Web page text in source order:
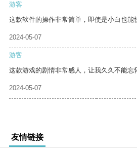
游客
这款软件的操作非常简单，即使是小白也能
2024-05-07
游客
这款游戏的剧情非常感人，让我久久不能忘
2024-05-07
友情链接